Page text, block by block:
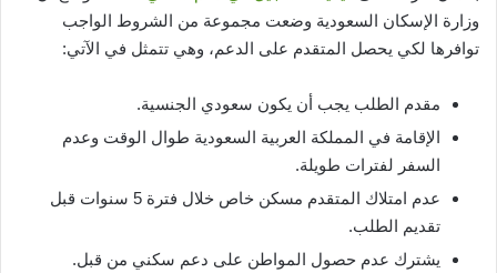
وزارة الإسكان السعودية وضعت مجموعة من الشروط الواجب
توافرها لكي يحصل المتقدم على الدعم، وهي تتمثل في الآتي:
مقدم الطلب يجب أن يكون سعودي الجنسية.
الإقامة في المملكة العربية السعودية طوال الوقت وعدم
السفر لفترات طويلة.
عدم امتلاك المتقدم مسكن خاص خلال فترة 5 سنوات قبل
تقديم الطلب.
يشترك عدم حصول المواطن على دعم سكني من قبل.